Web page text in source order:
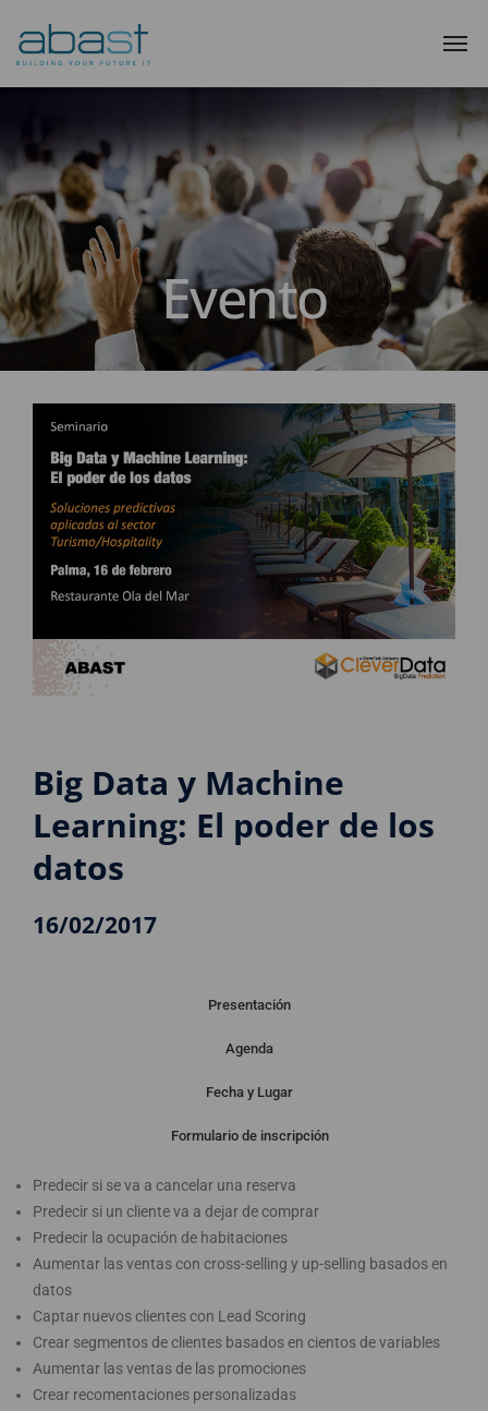
Evento
Big Data y Machine
Learning: El poder de los
datos
16/02/2017
Presentación
Agenda
Fecha y Lugar
Formulario de inscripción
Predecir si se va a cancelar una reserva
Predecir si un cliente va a dejar de comprar
Predecir la ocupación de habitaciones
Aumentar las ventas con cross-selling y up-selling basados en
datos
Captar nuevos clientes con Lead Scoring
Crear segmentos de clientes basados en cientos de variables
Aumentar las ventas de las promociones
Crear recomentaciones personalizadas